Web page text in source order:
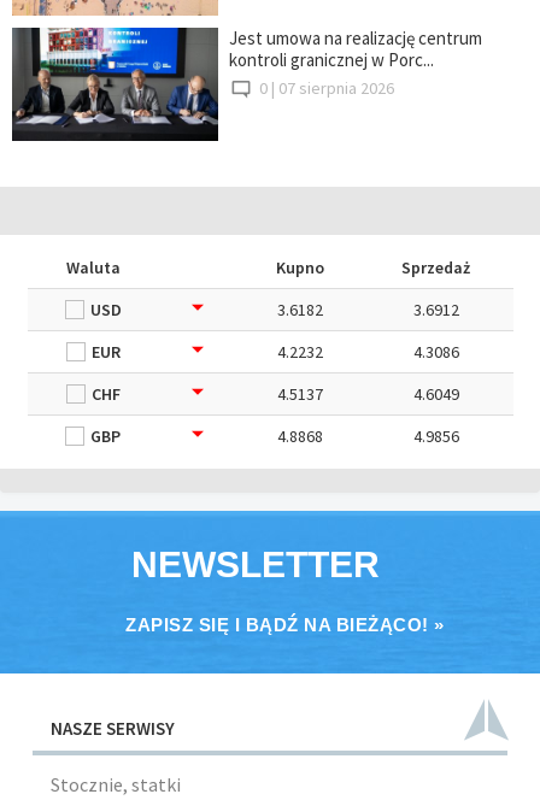
Jest umowa na realizację centrum
kontroli granicznej w Porc...
0 | 07 sierpnia 2026
Waluta Kupno
Sprzedaż
USD
3.6182
3.6912
EUR
4.2232
4.3086
CHF
4.5137
4.6049
GBP
4.8868 4.9856
NEWSLETTER
ZAPISZ SIĘ I BĄDŹ NA BIEŻĄCO! »
NASZE SERWISY
Stocznie, statki